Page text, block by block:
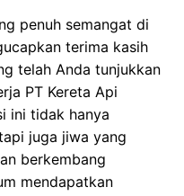
penuh semangat di
terima kasih
telah Anda tunjukkan
PT Kereta Api
ini tidak hanya
juga jiwa yang
berkembang
mendapatkan